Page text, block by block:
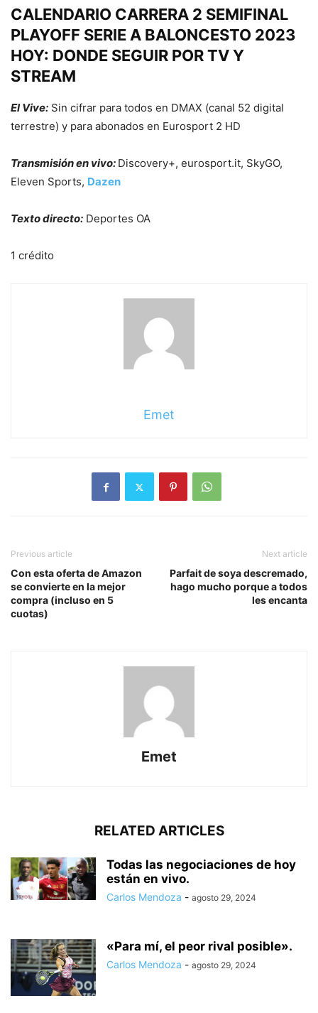
CALENDARIO CARRERA 2 SEMIFINAL
PLAYOFF SERIE A BALONCESTO 2023
HOY: DONDE SEGUIR POR TV Y
STREAM
El Vive: Sin cifrar para todos en DMAX (canal 52 digital
terrestre) y para abonados en Eurosport 2 HD
Transmisión en vivo: Discovery+, eurosport.it, SkyGO,
Eleven Sports, Dazen
Texto directo: Deportes OA
1 crédito
Emet
Previous article
Con esta oferta de Amazon
se convierte en la mejor
compra (incluso en 5
cuotas)
Next article
Parfait de soya descremado,
hago mucho porque a todos
les encanta
Emet
RELATED ARTICLES
Todas las negociaciones de hoy
están en vivo.
Carlos Mendoza - agosto 29, 2024
«Para mí, el peor rival posible».
Carlos Mendoza - agosto 29, 2024